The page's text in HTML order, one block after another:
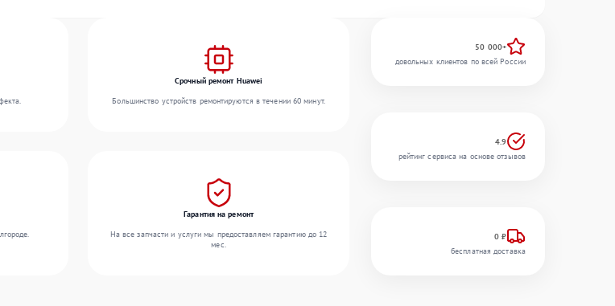
Срочный ремонт Huawei
Большинство устройств ремонтируются в течении 60 минут.
Гарантия на ремонт
На все запчасти и услуги мы предоставляем гарантию до 12
мес.
50 000+
довольных клиентов по всей России
4.9
рейтинг сервиса на основе отзывов
0 ₽
бесплатная доставка